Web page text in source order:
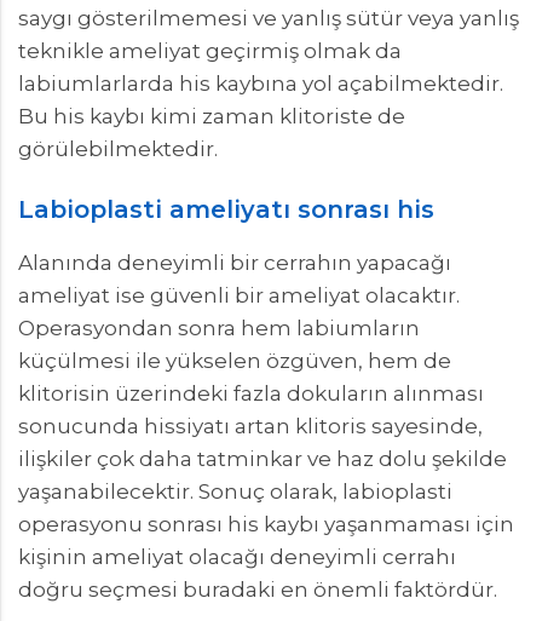
saygı gösterilmemesi ve yanlış sütür veya yanlış
teknikle ameliyat geçirmiş olmak da
labiumlarlarda his kaybına yol açabilmektedir.
Bu his kaybı kimi zaman klitoriste de
görülebilmektedir.
Labioplasti ameliyatı sonrası his
Alanında deneyimli bir cerrahın yapacağı
ameliyat ise güvenli bir ameliyat olacaktır.
Operasyondan sonra hem labiumların
küçülmesi ile yükselen özgüven, hem de
klitorisin üzerindeki fazla dokuların alınması
sonucunda hissiyatı artan klitoris sayesinde,
ilişkiler çok daha tatminkar ve haz dolu şekilde
yaşanabilecektir. Sonuç olarak, labioplasti
operasyonu sonrası his kaybı yaşanmaması için
kişinin ameliyat olacağı deneyimli cerrahı
doğru seçmesi buradaki en önemli faktördür.